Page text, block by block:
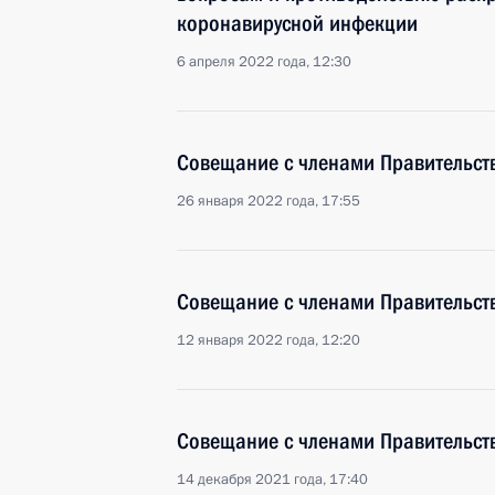
коронавирусной инфекции
6 апреля 2022 года, 12:30
Совещание с членами
26 января 2022 года, 17:55
Совещание с членами
12 января 2022 года, 12:20
Совещание с членами
14 декабря 2021 года, 17:40